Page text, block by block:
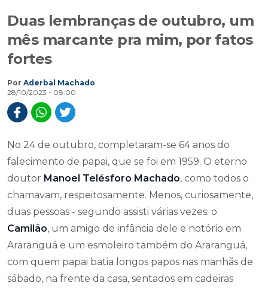
Duas lembranças de outubro, um
mês marcante pra mim, por fatos
fortes
Por Aderbal Machado
28/10/2023 - 08:00
No 24 de outubro, completaram-se 64 anos do
falecimento de papai, que se foi em 1959. O eterno
doutor Manoel Telésforo Machado, como todos o
chamavam, respeitosamente. Menos, curiosamente,
duas pessoas - segundo assisti várias vezes: o
Camilão, um amigo de infância dele e notório em
Araranguá e um esmoleiro também do Araranguá,
com quem papai batia longos papos nas manhãs de
sábado, na frente da casa, sentados em cadeiras